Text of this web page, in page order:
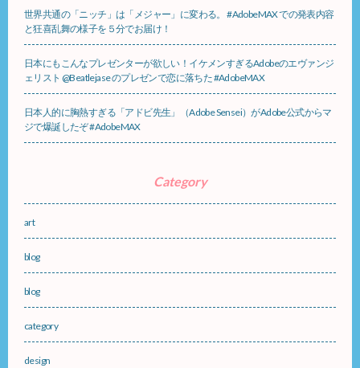
世界共通の「ニッチ」は「メジャー」に変わる。 #AdobeMAX での発表内容
と狂喜乱舞の様子を５分でお届け！
日本にもこんなプレゼンターが欲しい！イケメンすぎるAdobeのエヴァンジ
ェリスト @Beatlejase のプレゼンで恋に落ちた #AdobeMAX
日本人的に胸熱すぎる「アドビ先生」（Adobe Sensei）がAdobe公式からマ
ジで爆誕したぞ #AdobeMAX
Category
art
blog
blog
category
design